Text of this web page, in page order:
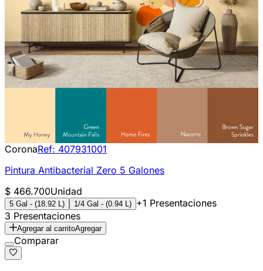
CoronaRef: 407931001
Pintura Antibacterial Zero 5 Galones
$ 466.700Unidad
5 Gal - (18.92 L) 1/4 Gal - (0.94 L) +1 Presentaciones
3 Presentaciones
Agregar al carritoAgregar
Comparar